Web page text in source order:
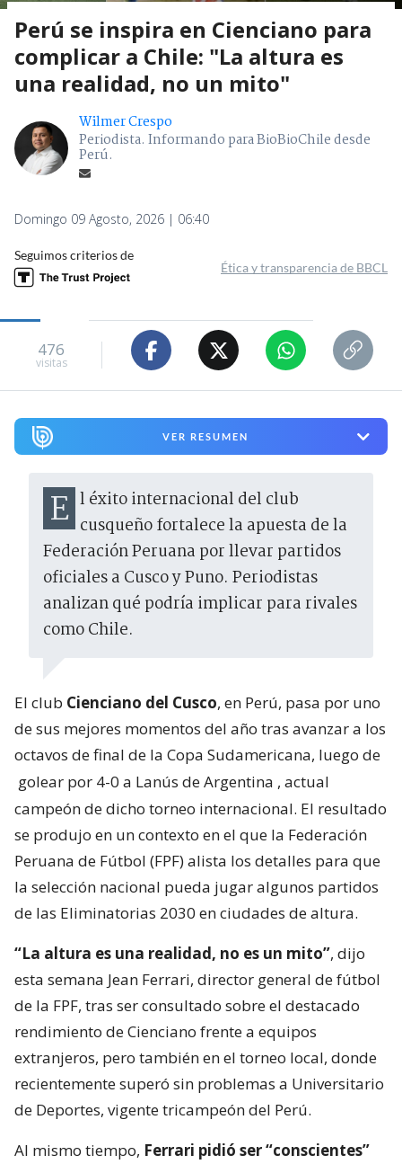
Perú se inspira en Cienciano para
complicar a Chile: "La altura es
una realidad, no un mito"
Wilmer Crespo
Periodista. Informando para BioBioChile desde
Perú.
Domingo 09 Agosto, 2026 | 06:40
Seguimos criterios de
Ética y transparencia de BBCL
476
visitas
VER RESUMEN
El éxito internacional del club cusqueño fortalece la apuesta de la
Federación Peruana por llevar partidos
oficiales a Cusco y Puno. Periodistas
analizan qué podría implicar para rivales
como Chile.
El club Cienciano del Cusco, en Perú, pasa por uno
de sus mejores momentos del año tras avanzar a los
octavos de final de la Copa Sudamericana, luego de
golear por 4-0 a Lanús de Argentina , actual
campeón de dicho torneo internacional. El resultado
se produjo en un contexto en el que la Federación
Peruana de Fútbol (FPF) alista los detalles para que
la selección nacional pueda jugar algunos partidos
de las Eliminatorias 2030 en ciudades de altura.
“La altura es una realidad, no es un mito”, dijo
esta semana Jean Ferrari, director general de fútbol
de la FPF, tras ser consultado sobre el destacado
rendimiento de Cienciano frente a equipos
extranjeros, pero también en el torneo local, donde
recientemente superó sin problemas a Universitario
de Deportes, vigente tricampeón del Perú.
Al mismo tiempo, Ferrari pidió ser “conscientes”